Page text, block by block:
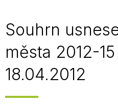
Souhrn
města 2012-
18.04.2012